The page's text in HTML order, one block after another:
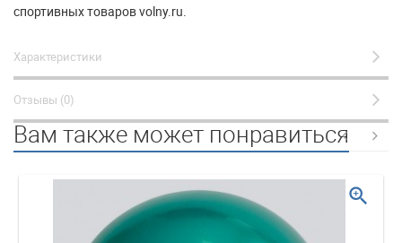
спортивных товаров volny.ru.
Характеристики
Отзывы (0)
Вам также может понравиться
zoom_in